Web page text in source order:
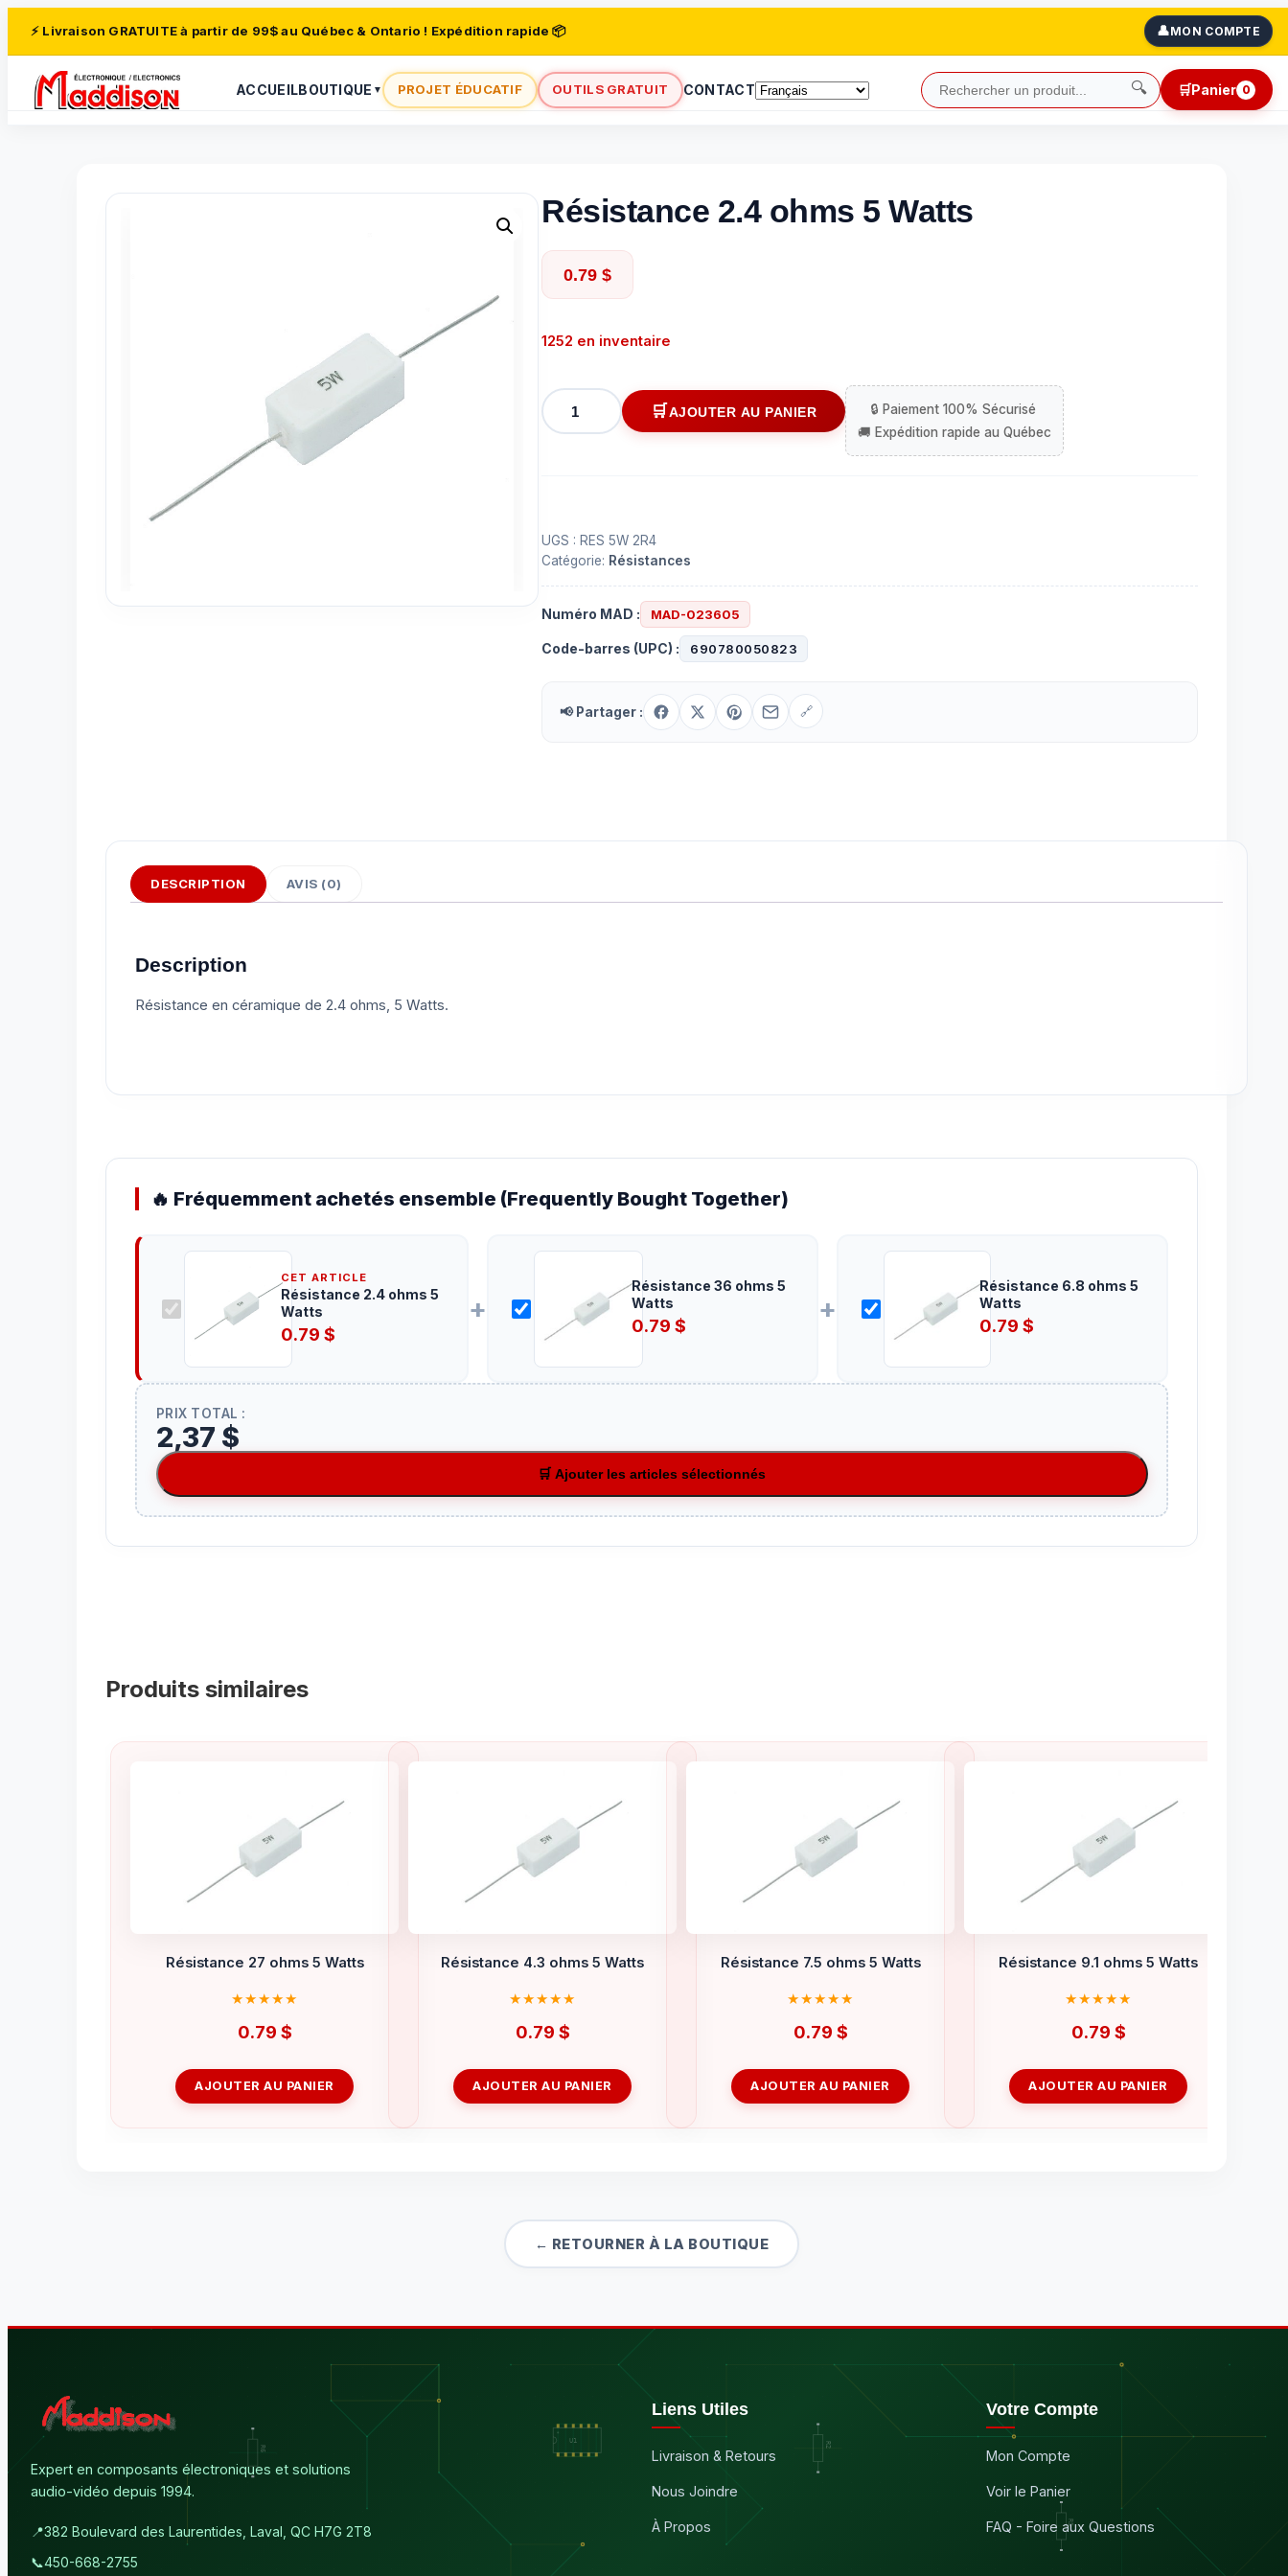
⚡ Livraison GRATUITE à partir de 99$ au Québec & Ontario ! Expédition rapide 📦 👤MON COMPTE
ACCUEILBOUTIQUE ▼ PROJET ÉDUCATIF OUTILS GRATUIT CONTACT 🔍 🛒Panier 0
Résistance 2.4 ohms 5 Watts
0.79 $
1252 en inventaire
quantité
de
Watts
AJOUTER AU PANIER
UGS : RES 5W 2R4
Catégorie: Résistances
Numéro MAD : MAD-023605
Code-barres (UPC) : 690780050823
📢 Partager : 🔗
DESCRIPTION AVIS (0)
Description
Résistance en céramique de 2.4 ohms, 5 Watts.
🔥 Fréquemment achetés ensemble (Frequently Bought Together)
CET ARTICLE
Résistance 2.4 ohms 5
Watts
0.79 $
+
Résistance 36 ohms 5
Watts
0.79 $
+
Résistance 6.8 ohms 5
Watts
0.79$
PRIX TOTAL :
2,37 $
🛒 Ajouter les articles sélectionnés
Produits similaires
Résistance 27 ohms 5 Watts
0.79 $
AJOUTER AU PANIER
Résistance 4.3 ohms 5 Watts
0.79 $
AJOUTER AU PANIER
Résistance 7.5 ohms 5 Watts
0.79 $
AJOUTER AU PANIER
Résistance 9.1 ohms 5 Watts
0.79 $
AJOUTER AU PANIER
← RETOURNER À LA BOUTIQUE
Expert en composants électroniques et solutions
audio-vidéo depuis 1994.
📍382 Boulevard des Laurentides, Laval, QC H7G 2T8
📞450-668-2755
Liens Utiles
Livraison & Retours
Nous Joindre
À Propos
Votre Compte
Mon Compte
Voir le Panier
FAQ - Foire aux Questions